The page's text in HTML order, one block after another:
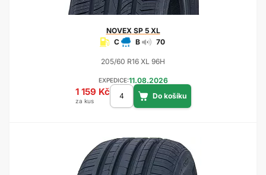
NOVEX SP 5 XL
C
B 70
205/60 R16 XL 96H
EXPEDICE:11.08.2026
1 159 Kč
za kus